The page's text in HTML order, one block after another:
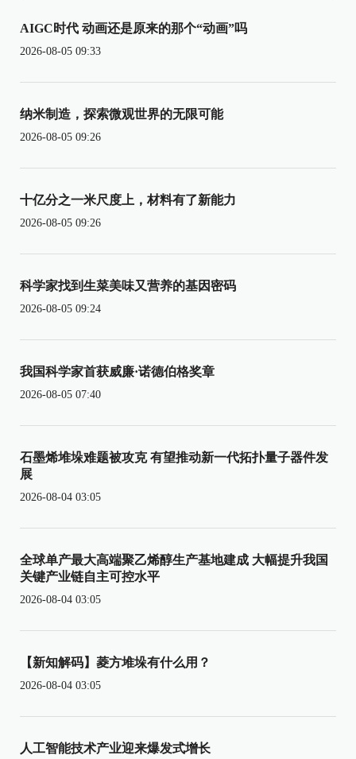
AIGC时代 动画还是原来的那个“动画”吗
2026-08-05 09:33
纳米制造，探索微观世界的无限可能
2026-08-05 09:26
十亿分之一米尺度上，材料有了新能力
2026-08-05 09:26
科学家找到生菜美味又营养的基因密码
2026-08-05 09:24
我国科学家首获威廉·诺德伯格奖章
2026-08-05 07:40
石墨烯堆垛难题被攻克 有望推动新一代拓扑量子器件发
展
2026-08-04 03:05
全球单产最大高端聚乙烯醇生产基地建成 大幅提升我国
关键产业链自主可控水平
2026-08-04 03:05
【新知解码】菱方堆垛有什么用？
2026-08-04 03:05
人工智能技术产业迎来爆发式增长